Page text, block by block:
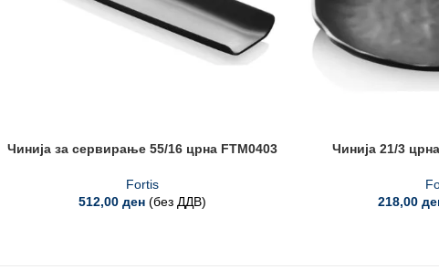
Чинија за сервирање 55/16 црна FTM0403
Fortis
512,00 ден (без ДДВ)
Чинија 21/3
218,00